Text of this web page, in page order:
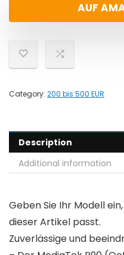
AUF
Category: 200 bis 500 EUR
Description
Additional information
Geben Sie Ihr Modell
dieser Artikel passt.
Zuverlässige und